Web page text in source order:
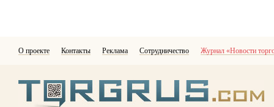
О проекте Контакты Реклама Сотрудничество Журнал «Новости